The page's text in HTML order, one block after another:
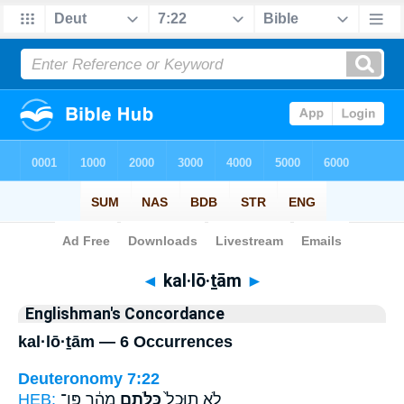
Bible> Strong's > Hebrew
◄ kal·lō·ṯām ►
Englishman's Concordance
kal·lō·ṯām — 6 Occurrences
Deuteronomy 7:22
HEB:
לֹ֤א תוּכַל֙ כַּלֹּתָ֣ם מַהֵ֔ר פֶּן־